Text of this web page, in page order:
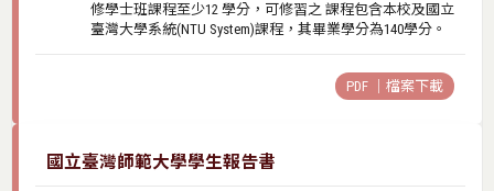
修學士班課程至少12 學分，可修習之 課程包含本校及國立
臺灣大學系統(NTU System)課程，其畢業學分為140學分。
PDF ｜檔案下載
國立臺灣師範大學學生報告書